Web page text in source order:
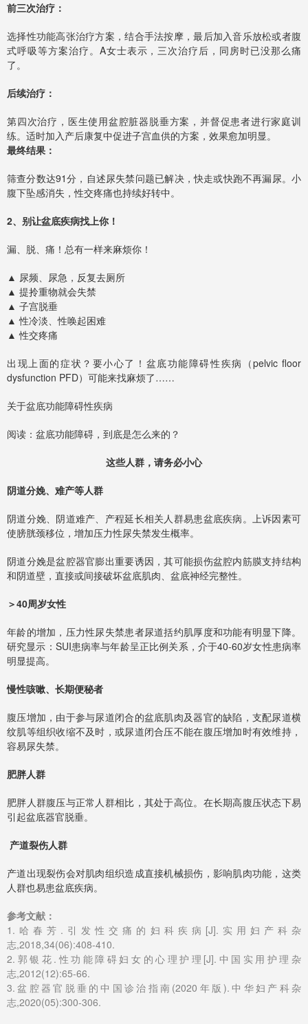
前三次治疗：
选择性功能高张治疗方案，结合手法按摩，最后加入音乐放松或者腹
式呼吸等方案治疗。A女士表示，三次治疗后，同房时已没那么痛
了。
后续治疗：
第四次治疗，医生使用盆腔脏器脱垂方案，并督促患者进行家庭训
练。适时加入产后康复中促进子宫血供的方案，效果愈加明显。
最终结果：
筛查分数达91分，自述尿失禁问题已解决，快走或快跑不再漏尿。小
腹下坠感消失，性交疼痛也持续好转中。
2、别让盆底疾病找上你！
漏、脱、痛！总有一样来麻烦你！
▲ 尿频、尿急，反复去厕所
▲ 提拎重物就会失禁
▲ 子宫脱垂
▲ 性冷淡、性唤起困难
▲ 性交疼痛
出现上面的症状？要小心了！盆底功能障碍性疾病（pelvic floor
dysfunction PFD）可能来找麻烦了……
关于盆底功能障碍性疾病
阅读：盆底功能障碍，到底是怎么来的？
这些人群，请务必小心
阴道分娩、难产等人群
阴道分娩、阴道难产、产程延长相关人群易患盆底疾病。上诉因素可
使膀胱颈移位，增加压力性尿失禁发生概率。
阴道分娩是盆腔器官膨出重要诱因，其可能损伤盆腔内筋膜支持结构
和阴道壁，直接或间接破坏盆底肌肉、盆底神经完整性。
＞40周岁女性
年龄的增加，压力性尿失禁患者尿道括约肌厚度和功能有明显下降。
研究显示：SUI患病率与年龄呈正比例关系，介于40-60岁女性患病率
明显提高。
慢性咳嗽、长期便秘者
腹压增加，由于参与尿道闭合的盆底肌肉及器官的缺陷，支配尿道横
纹肌等组织收缩不及时，或尿道闭合压不能在腹压增加时有效维持，
容易尿失禁。
肥胖人群
肥胖人群腹压与正常人群相比，其处于高位。在长期高腹压状态下易
引起盆底器官脱垂。
产道裂伤人群
产道出现裂伤会对肌肉组织造成直接机械损伤，影响肌肉功能，这类
人群也易患盆底疾病。
参考文献：
1.哈春芳.引发性交痛的妇科疾病[J].实用妇产科杂
志,2018,34(06):408-410.
2.郭银花.性功能障碍妇女的心理护理[J].中国实用护理杂
志,2012(12):65-66.
3.盆腔器官脱垂的中国诊治指南(2020年版).中华妇产科杂
志,2020(05):300-306.